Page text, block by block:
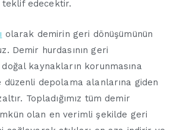
teklif edecektir.
olarak demirin geri dönüşümünün
Demir hurdasının geri
kaynakların korunmasına
düzenli depolama alanlarına giden
Topladığımız tüm demir
olan en verimli şekilde geri